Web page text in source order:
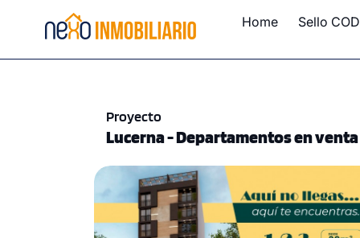
Home Sello
Proyecto
Lucerna - Departamentos en venta